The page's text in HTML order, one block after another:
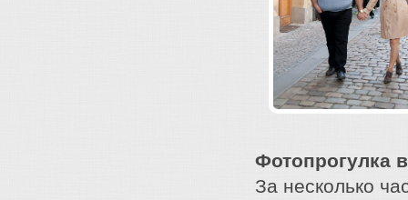
Фотопрогулка
За несколько